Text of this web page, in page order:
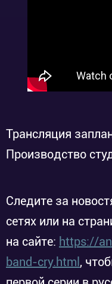
Трансляция
Производство
Следите за
сетях или на
на сайте: https://
band-cry.html ,